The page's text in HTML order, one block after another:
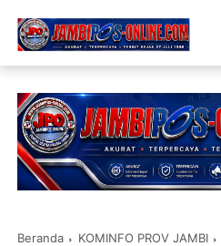
Beranda KOMINFO PROV JAMBI